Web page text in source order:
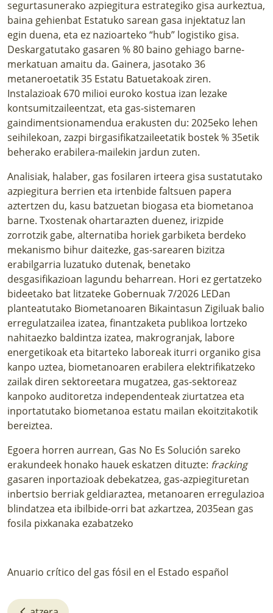
segurtasunerako azpiegitura estrategiko gisa aurkeztua,
baina gehienbat Estatuko sarean gasa injektatuz lan
egin duena, eta ez nazioarteko “hub” logistiko gisa.
Deskargatutako gasaren % 80 baino gehiago barne-
merkatuan amaitu da. Gainera, jasotako 36
metaneroetatik 35 Estatu Batuetakoak ziren.
Instalazioak 670 milioi euroko kostua izan lezake
kontsumitzaileentzat, eta gas-sistemaren
gaindimentsionamendua erakusten du: 2025eko lehen
seihilekoan, zazpi birgasifikatzaileetatik bostek % 35etik
beherako erabilera-mailekin jardun zuten.
Analisiak, halaber, gas fosilaren irteera gisa sustatutako
azpiegitura berrien eta irtenbide faltsuen papera
aztertzen du, kasu batzuetan biogasa eta biometanoa
barne. Txostenak ohartarazten duenez, irizpide
zorrotzik gabe, alternatiba horiek garbiketa berdeko
mekanismo bihur daitezke, gas-sarearen bizitza
erabilgarria luzatuko dutenak, benetako
desgasifikazioan lagundu beharrean. Hori ez gertatzeko
bideetako bat litzateke Gobernuak 7/2026 LEDan
planteatutako Biometanoaren Bikaintasun Zigiluak balio
erregulatzailea izatea, finantzaketa publikoa lortzeko
nahitaezko baldintza izatea, makrogranjak, labore
energetikoak eta bitarteko laboreak iturri organiko gisa
kanpo uztea, biometanoaren erabilera elektrifikatzeko
zailak diren sektoreetara mugatzea, gas-sektoreaz
kanpoko auditoretza independenteak ziurtatzea eta
inportatutako biometanoa estatu mailan ekoitzitakotik
bereiztea.
Egoera horren aurrean, Gas No Es Solución sareko
erakundeek honako hauek eskatzen dituzte: fracking
gasaren inportazioak debekatzea, gas-azpiegituretan
inbertsio berriak geldiaraztea, metanoaren erregulazioa
blindatzea eta ibilbide-orri bat azkartzea, 2035ean gas
fosila pixkanaka ezabatzeko
Anuario crítico del gas fósil en el Estado español